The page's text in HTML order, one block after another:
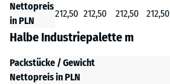
Nettopreis
in PLN
212,50 212,50 212,50 212,50
Halbe Industriepalette m
Packstücke / Gewicht
Nettopreis in PLN